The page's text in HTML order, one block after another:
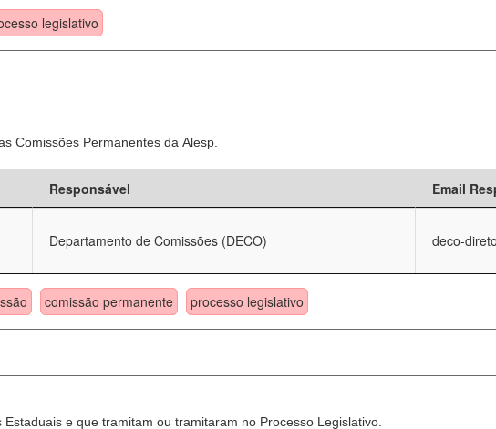
legislativo
Comissões Permanentes da Alesp.
Responsável Email
Departamento de Comissões (DECO) deco-
comissão permanente processo legislativo
e que tramitam ou tramitaram no Processo Legislativo.